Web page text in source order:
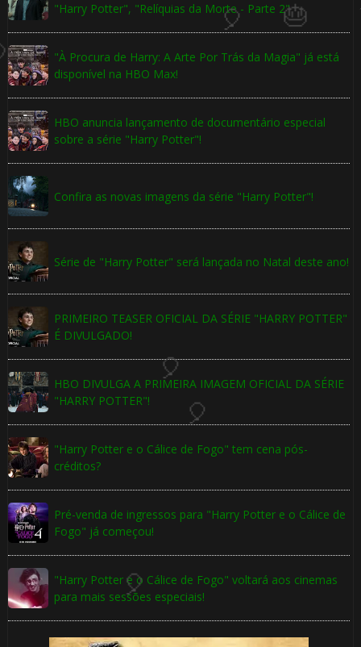
"Harry Potter", "Relíquias da Morte - Parte 2"
"À Procura de Harry: A Arte Por Trás da Magia" já está
disponível na HBO Max!
HBO anuncia lançamento de documentário especial
sobre a série "Harry Potter"!
Confira as novas imagens da série "Harry Potter"!
Série de "Harry Potter" será lançada no Natal deste ano!
PRIMEIRO TEASER OFICIAL DA SÉRIE "HARRY POTTER"
É DIVULGADO!
HBO DIVULGA A PRIMEIRA IMAGEM OFICIAL DA SÉRIE
"HARRY POTTER"!
"Harry Potter e o Cálice de Fogo" tem cena pós-
créditos?
Pré-venda de ingressos para "Harry Potter e o Cálice de
Fogo" já começou!
"Harry Potter e o Cálice de Fogo" voltará aos cinemas
para mais sessões especiais!
🎈